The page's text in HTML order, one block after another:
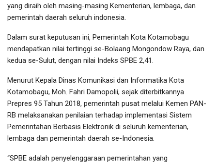
yang diraih oleh masing-masing Kementerian, lembaga, dan
pemerintah daerah seluruh indonesia.
Dalam surat keputusan ini, Pemerintah Kota Kotamobagu
mendapatkan nilai tertinggi se-Bolaang Mongondow Raya, dan
kedua se-Sulut, dengan nilai Indeks SPBE 2,41.
Menurut Kepala Dinas Komunikasi dan Informatika Kota
Kotamobagu, Moh. Fahri Damopolii, sejak diterbitkannya
Prepres 95 Tahun 2018, pemerintah pusat melalui Kemen PAN-
RB melaksanakan penilaian terhadap implementasi Sistem
Pemerintahan Berbasis Elektronik di seluruh kementerian,
lembaga dan pemerintah daerah se-Indonesia.
“SPBE adalah penyelenggaraan pemerintahan yang